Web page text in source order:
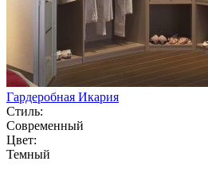
Гардеробная Икария
Стиль:
Современный
Цвет:
Темный